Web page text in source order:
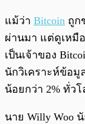
แม้ว่า Bitcoin ถูก
ผ่านมา แต่ดูเหมื
เป็นเจ้าของ
นักวิเคราะห์ข้อมู
น้อยกว่า 2% ทั่วโ
นาย Willy Woo